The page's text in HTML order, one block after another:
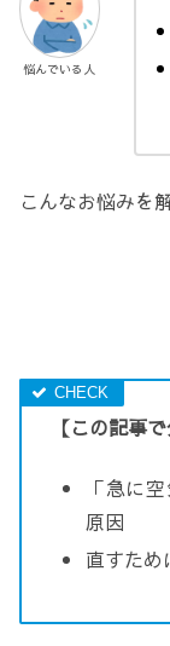
悩んでいる人
こんなお悩みを
【この記事
「急に
原因
直すため